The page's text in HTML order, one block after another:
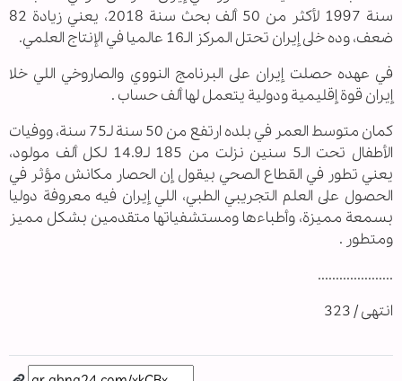
سنة 1997 لأكثر من 50 ألف بحث سنة 2018، يعني زيادة 82
ضعف، وده خلى إيران تحتل المركز الـ16 عالميا في الإنتاج العلمي.
في عهده حصلت إيران على البرنامج النووي والصاروخي اللي خلا
إيران قوة إقليمية ودولية يتعمل لها ألف حساب .
كمان متوسط العمر في بلده ارتفع من 50 سنة لـ75 سنة، ووفيات
الأطفال تحت الـ5 سنين نزلت من 185 لـ14.9 لكل ألف مولود،
يعني تطور في القطاع الصحي بيقول إن الحصار مكانش مؤثر في
الحصول على العلم التجريبي الطبي، اللي إيران فيه معروفة دوليا
بسمعة مميزة، وأطباءها ومستشفياتها متقدمين بشكل مميز
ومتطور .
.....................
انتهى / 323